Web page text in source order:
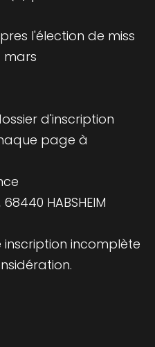
l'élection de miss
mars
d'inscription
page à
HABSHEIM
incomplète